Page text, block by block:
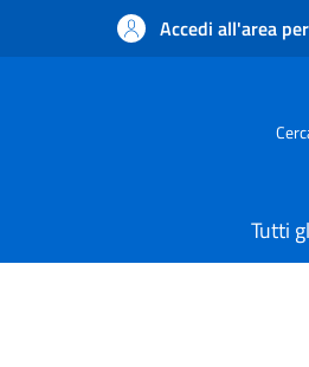
Accedi all'area
Tutti